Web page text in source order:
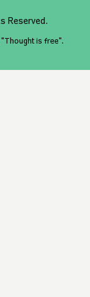
Reserved.
Thought is free".